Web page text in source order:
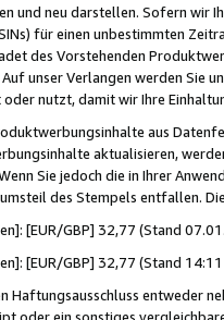
und neu darstellen. Sofern wir
für einen unbestimmten
des Vorstehenden
unser Verlangen werden Sie
nutzt, damit wir Ihre
aus
aktualisieren,
Sie jedoch die in Ihrer
des Stempels entfallen.
[EUR/GBP] 32,77 (Stand
[EUR/GBP] 32,77 (Stand
Haftungsausschluss entweder
oder ein sonstiges